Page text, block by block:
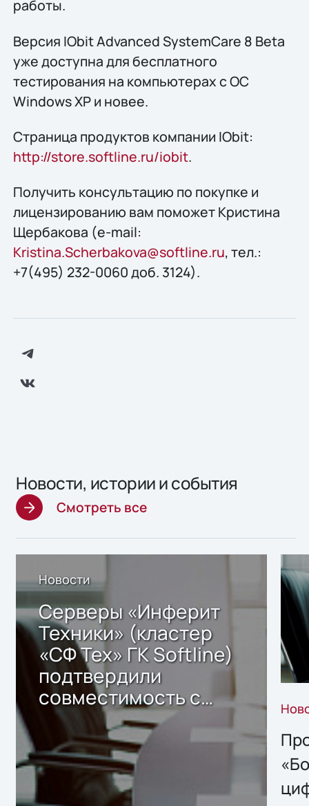
работы.
Версия IObit Advanced SystemCare 8 Beta
уже доступна для бесплатного
тестирования на компьютерах с ОС
Windows XP и новее.
Страница продуктов компании IObit:
http://store.softline.ru/iobit.
Получить консультацию по покупке и
лицензированию вам поможет Кристина
Щербакова (e-mail:
Kristina.Scherbakova@softline.ru, тел.:
+7(495) 232-0060 доб. 3124).
Новости, истории и события
Смотреть все
Новости
Серверы «Инферит
Техники» (кластер
«СФ Тех» ГК Softline)
подтвердили
совместимость с
решением Sharx
Storage 2.x для
хранения данных